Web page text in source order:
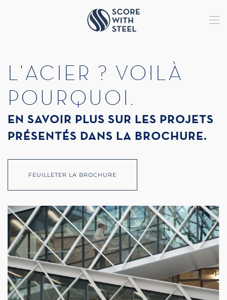
Terug naar hoofdinhoud
L'ACIER ? VOILÀ
POURQUOI.
EN SAVOIR PLUS SUR LES PROJETS
PRÉSENTÉS DANS LA BROCHURE.
FEUILLETER LA BROCHURE